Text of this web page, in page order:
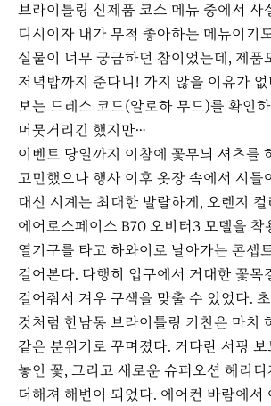
브라이틀링 신제품 코스 메뉴 중에서 사
디시이자 내가 무척 좋아하는 메뉴이기
실물이 너무 궁금하던 참이었는데, 제품
저녁밥까지 준다니! 가지 않을 이유가
보는 드레스 코드(알로하 무드)를 확인
머뭇거리긴 했지만…
이벤트 당일까지 이참에 꽃무늬 셔츠를
고민했으나 행사 이후 옷장 속에서 시들
대신 시계는 최대한 발랄하게, 오렌지
에어로스페이스 B70 오비터3 모델을 착
열기구를 타고 하와이로 날아가는 콘셉
걸어본다. 다행히 입구에서 거대한 꽃목
걸어줘서 겨우 구색을 맞출 수 있었다.
것처럼 한남동 브라이틀링 키친은 마치
같은 분위기로 꾸며졌다. 커다란 서핑
놓인 꽃, 그리고 새로운 슈퍼오션 헤리
더해져 해변이 되었다. 에어컨 바람에서